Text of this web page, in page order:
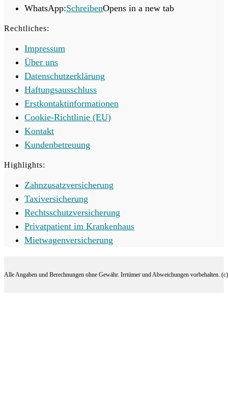
WhatsApp:SchreibenOpens in a new tab
Rechtliches:
Impressum
Über uns
Datenschutzerklärung
Haftungsausschluss
Erstkontaktinformationen
Cookie-Richtlinie (EU)
Kontakt
Kundenbetreuung
Highlights:
Zahnzusatzversicherung
Taxiversicherung
Rechtsschutzversicherung
Privatpatient im Krankenhaus
Mietwagenversicherung
Alle Angaben und Berechnungen ohne Gewähr. Irrtümer und Abweichungen vorbehalten.